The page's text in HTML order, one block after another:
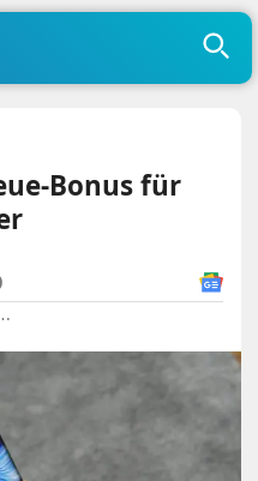
Bonus für